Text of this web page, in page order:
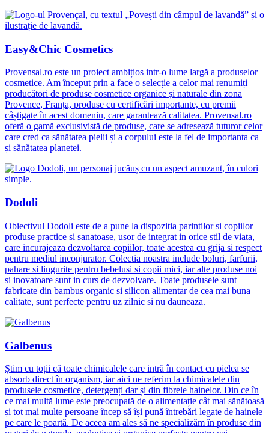
Easy&Chic Cosmetics
Provensal.ro este un proiect ambițios intr-o lume largă a produselor
cosmetice. Am început prin a face o selecție a celor mai renumiți
producători de produse cosmetice organice și naturale din zona
Provence, Franța, produse cu certificări importante, cu premii
câștigate în acest domeniu, care garantează calitatea. Provensal.ro
oferă o gamă exclusivistă de produse, care se adresează tuturor celor
care cred ca sănătatea pielii și a corpului este la fel de importanta ca
și sănătatea planetei.
Dodoli
Obiectivul Dodoli este de a pune la dispozitia parintilor si copiilor
produse practice si sanatoase, usor de integrat in orice stil de viata,
care incurajeaza dezvoltarea copiilor, toate acestea cu grija si respect
pentru mediul inconjurator. Colectia noastra include boluri, farfurii,
pahare si lingurite pentru bebelusi si copii mici, iar alte produse noi
si inovatoare sunt in curs de dezvolvare. Toate produsele sunt
fabricate din bambus organic si silicon alimentar de cea mai buna
calitate, sunt perfecte pentru uz zilnic si nu dauneaza.
Galbenus
Știm cu toții că toate chimicalele care intră în contact cu pielea se
absorb direct în organism, iar aici ne referim la chimicalele din
produsele cosmetice, detergenți dar și din fibrele hainelor. Din ce în
ce mai multă lume este preocupată de o alimentație cât mai sănătoasă
și tot mai multe persoane încep să își pună întrebări legate de hainele
pe care le poartă. De aceea am ales să ne specializăm în produse din